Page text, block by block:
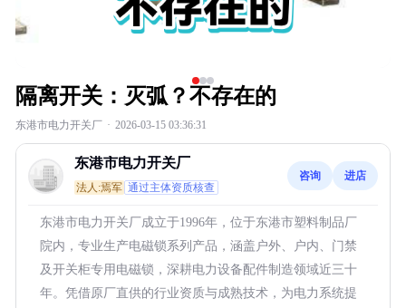
隔离开关：灭弧？不存在的
东港市电力开关厂 · 2026-03-15 03:36:31
东港市电力开关厂
法人:焉军 通过主体资质核查
咨询 进店
东港市电力开关厂成立于1996年，位于东港市塑料制品厂
院内，专业生产电磁锁系列产品，涵盖户外、户内、门禁
及开关柜专用电磁锁，深耕电力设备配件制造领域近三十
年。凭借原厂直供的行业资质与成熟技术，为电力系统提